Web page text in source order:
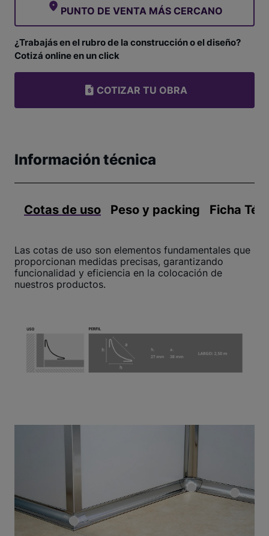
PUNTO DE VENTA MÁS CERCANO
¿Trabajás en el rubro de la construcción o el diseño?
Cotizá online en un click
COTIZAR TU OBRA
Información técnica
Cotas de uso Peso y packing Ficha
Las cotas de uso son elementos fundamentales que
proporcionan medidas precisas, garantizando
funcionalidad y eficiencia en la colocación de
nuestros productos.